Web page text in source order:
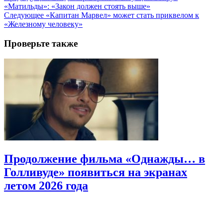
«Матильды»: «Закон должен стоять выше»
Следующее «Капитан Марвел» может стать приквелом к
«Железному человеку»
Проверьте также
Продолжение фильма «Однажды… в
Голливуде» появиться на экранах
летом 2026 года